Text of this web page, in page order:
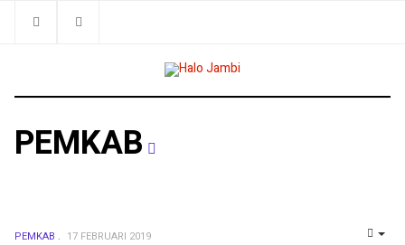
PEMKAB
PEMKAB 17 FEBRUARI 2019